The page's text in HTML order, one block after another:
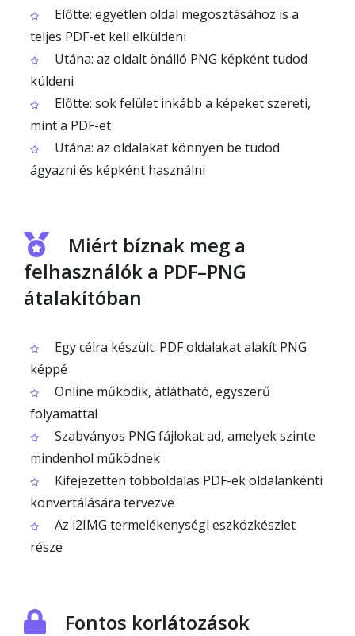
Előtte: egyetlen oldal megosztásához is a
teljes PDF-et kell elküldeni
Utána: az oldalt önálló PNG képként tudod
küldeni
Előtte: sok felület inkább a képeket szereti,
mint a PDF-et
Utána: az oldalakat könnyen be tudod
ágyazni és képként használni
Miért bíznak meg a
felhasználók a PDF–PNG
átalakítóban
Egy célra készült: PDF oldalakat alakít PNG
képpé
Online működik, átlátható, egyszerű
folyamattal
Szabványos PNG fájlokat ad, amelyek szinte
mindenhol működnek
Kifejezetten többoldalas PDF-ek oldalankénti
konvertálására tervezve
Az i2IMG termelékenységi eszközkészlet
része
Fontos korlátozások